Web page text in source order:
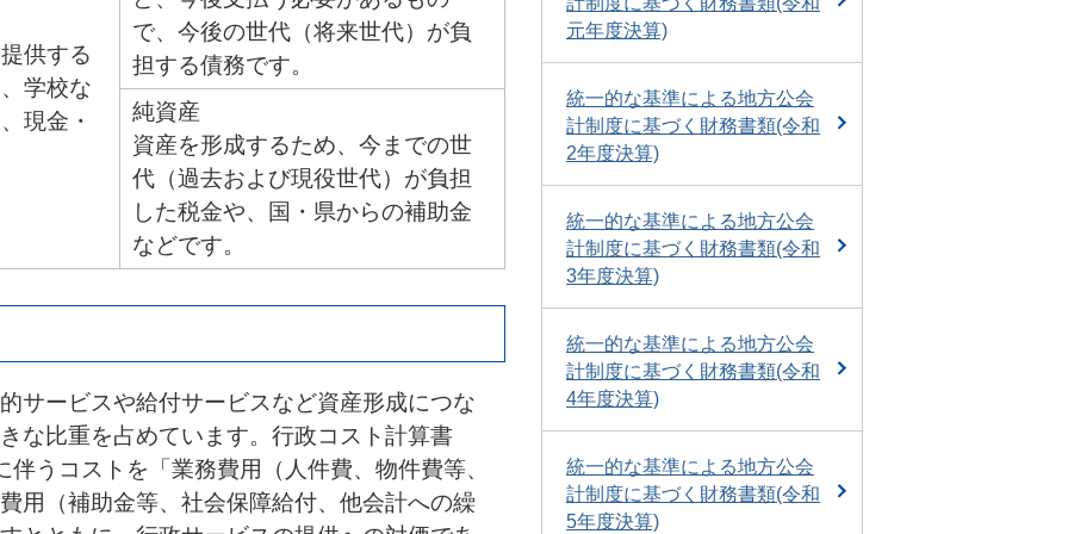
供する
学校な
現金・
で、今後の世代（将来世代）が負
担する債務です。
純資産
資産を形成するため、今までの世
代（過去および現役世代）が負担
した税金や、国・県からの補助金
などです。
サービスや給付サービスなど資産形成につな
な比重を占めています。行政コスト計算書
うコストを「業務費用（人件費、物件費等、
用（補助金等、社会保障給付、他会計への繰
元年度決算)
統一的な基準による地方公会
計制度に基づく財務書類(令和
2年度決算)
統一的な基準による地方公会
計制度に基づく財務書類(令和
3年度決算)
統一的な基準による地方公会
計制度に基づく財務書類(令和
4年度決算)
統一的な基準による地方公会
計制度に基づく財務書類(令和
5年度決算)